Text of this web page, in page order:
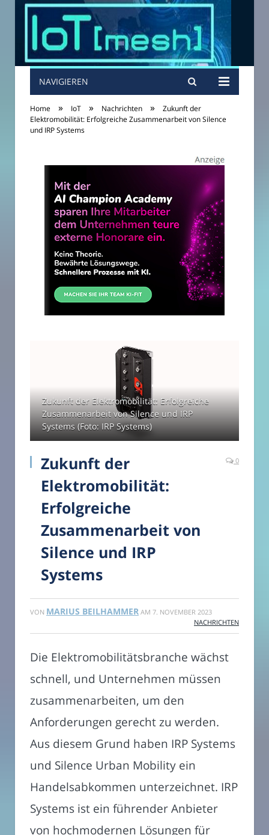
NAVIGIEREN
Home » IoT » Nachrichten »
Zukunft der
Elektromobilität: Erfolgreiche Zusammenarbeit von Silence
und IRP Systems
Zukunft der Elektromobilität: Erfolgreiche
Zusammenarbeit von Silence und IRP
Systems (Foto: IRP Systems)
Zukunft der
Elektromobilität:
Erfolgreiche
Zusammenarbeit von
Silence und IRP
Systems
0
VON MARIUS BEILHAMMER AM 7. NOVEMBER 2023
NACHRICHTEN
Die Elektromobilitätsbranche wächst
schnell, und Unternehmen müssen
zusammenarbeiten, um den
Anforderungen gerecht zu werden.
Aus diesem Grund haben IRP Systems
und Silence Urban Mobility ein
Handelsabkommen unterzeichnet. IRP
Systems ist ein führender Anbieter
von hochmodernen Lösungen für